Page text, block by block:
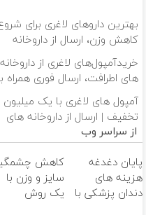
بهترین داروهای لاغری برای
کاهش وزن، ارسال از داروخانه
های نزدیکت!
خریدآمپول‌های لاغری از داروخانه
های اطرافت، ارسال فوری همراه
پک یخ!
آمپول های لاغری با یک میلیون
تخفیف | ارسال از داروخانه های
معتبر
از سراسر وب
پایان دغدغه
هزینه های
دندان پزشکی با
کاهش
سایز و وزن با
یک روش